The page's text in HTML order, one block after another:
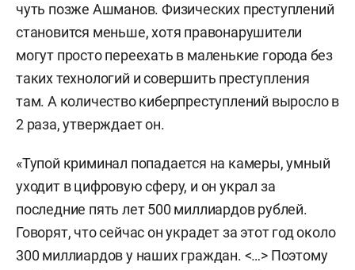
чуть позже Ашманов. Физических преступлений
становится меньше, хотя правонарушители
могут просто переехать в маленькие города без
таких технологий и совершить преступления
там. А количество киберпреступлений выросло в
2 раза, утверждает он.
«Тупой криминал попадается на камеры, умный
уходит в цифровую сферу, и он украл за
последние пять лет 500 миллиардов рублей.
Говорят, что сейчас он украдет за этот год около
300 миллиардов у наших граждан. <…> Поэтому